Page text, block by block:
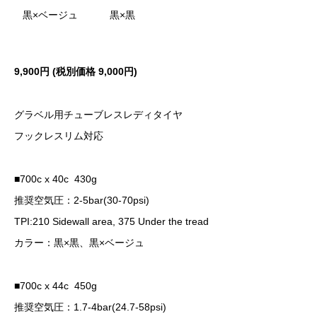
黒×ベージュ 黒×黒
9,900円 (税別価格 9,000円)
グラベル用チューブレスレディタイヤ
フックレスリム対応
■700c x 40c 430g
推奨空気圧：2-5bar(30-70psi)
TPI:210 Sidewall area, 375 Under the tread
カラー：黒×黒、黒×ベージュ
■700c x 44c 450g
推奨空気圧：1.7-4bar(24.7-58psi)